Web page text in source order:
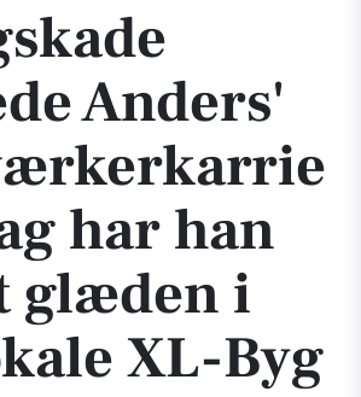
Anders'
har han
glæden i
XL-Byg